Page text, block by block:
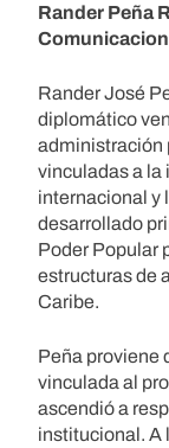
Rander Peña
Rander José
diplomático
administración
vinculadas a la
internacional y
desarrollado
Poder Popular
estructuras de
Caribe.
Peña proviene
vinculada al
ascendió a
institucional. A